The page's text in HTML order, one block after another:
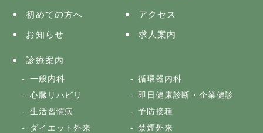
初めての方へ
アクセス
お知らせ
求人案内
診療案内
一般内科
循環器内科
心臓リハビリ
即日健康診断・企業健診
生活習慣病
予防接種
ダイエット外来
禁煙外来